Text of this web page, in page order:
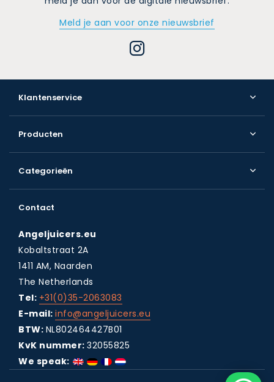
Meld je aan voor onze nieuwsbrief
Klantenservice
Producten
Categorieën
Contact
Angeljuicers.eu
Kobaltstraat 2A
1411 AM, Naarden
The Netherlands
Tel: +31(0)35-2063083
E-mail: info@angeljuicers.eu
BTW: NL802464427B01
KvK nummer: 32055825
We speak: